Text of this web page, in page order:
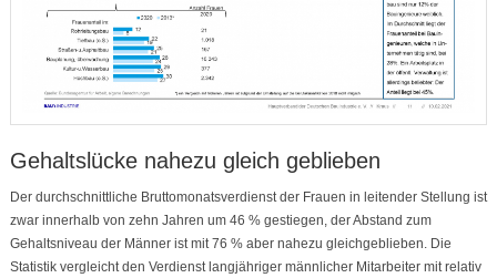
Gehaltslücke nahezu gleich geblieben
Der durchschnittliche Bruttomonatsverdienst der Frauen in leitender Stellung ist
zwar innerhalb von zehn Jahren um 46 % gestiegen, der Abstand zum
Gehaltsniveau der Männer ist mit 76 % aber nahezu gleichgeblieben. Die
Statistik vergleicht den Verdienst langjähriger männlicher Mitarbeiter mit relativ